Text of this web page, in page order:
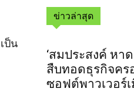
ป็น
ข่าวล่าสุด
‘สมประสงค์ หาด
สืบทอดธุรกิจคร
ซอฟต์พาวเวอร์